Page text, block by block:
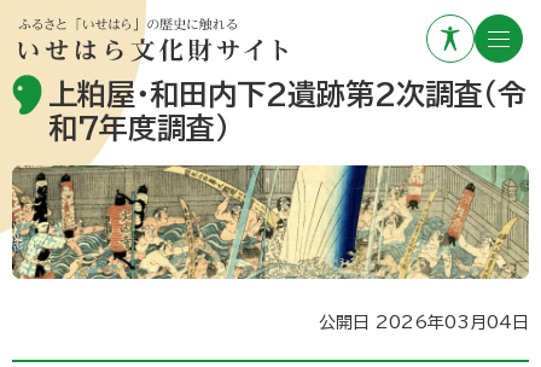
上粕屋・和田内下2遺跡第2次調査（令
和7年度調査）
公開日 2026年03月04日